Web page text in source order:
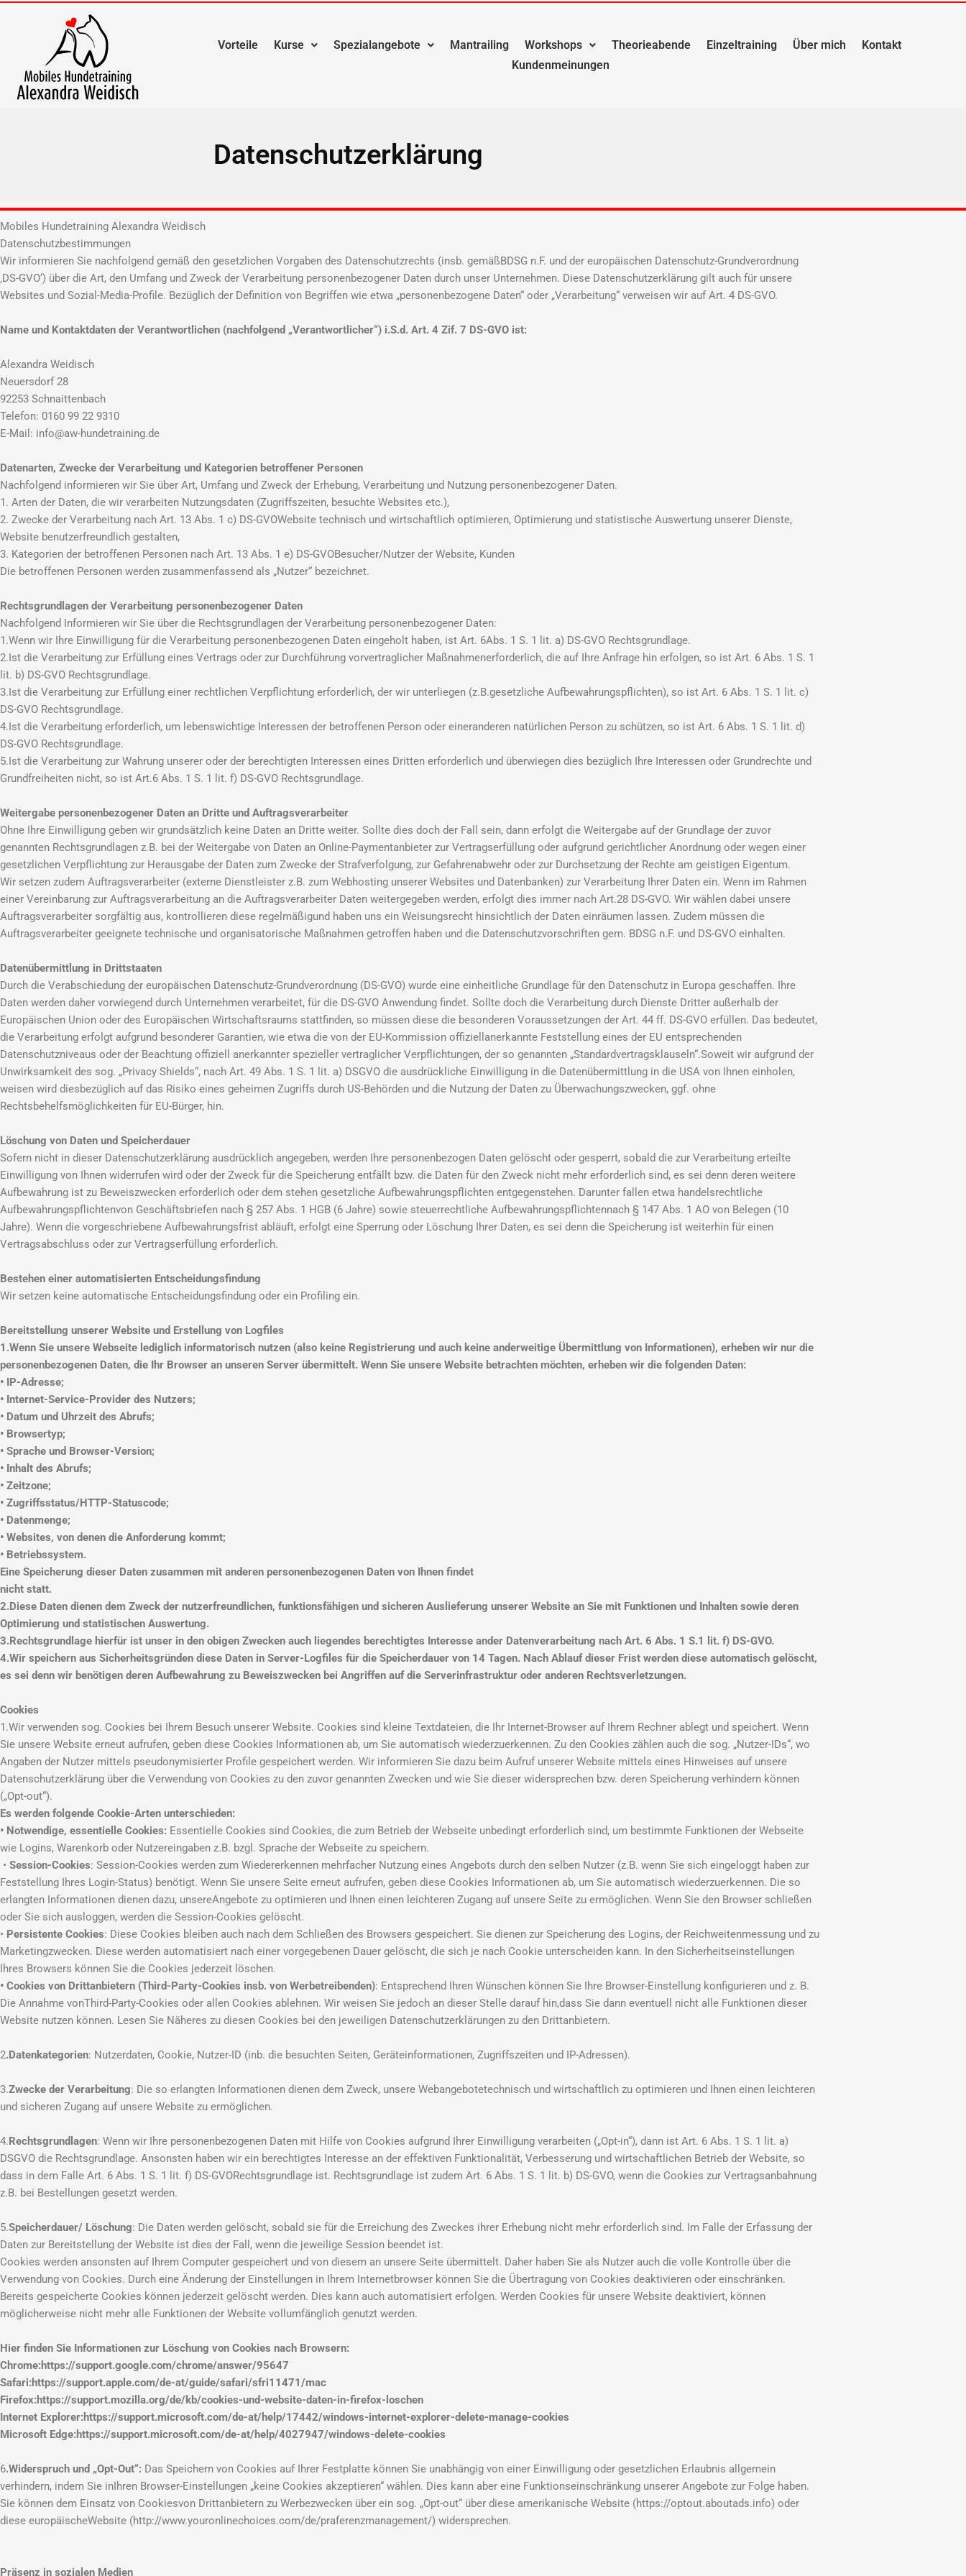
Zum
Vorteile Kurse Spezialangebote Mantrailing Workshops Theorieabende Einzeltraining Über mich
Kontakt
Kundenmeinungen
Datenschutzerklärung
Mobiles Hundetraining Alexandra Weidisch
Datenschutzbestimmungen
Wir informieren Sie nachfolgend gemäß den gesetzlichen Vorgaben des Datenschutzrechts (insb. gemäßBDSG n.F. und der europäischen Datenschutz-Grundverordnung
‚DS-GVO‘) über die Art, den Umfang und Zweck der Verarbeitung personenbezogener Daten durch unser Unternehmen. Diese Datenschutzerklärung gilt auch für unsere
Websites und Sozial-Media-Profile. Bezüglich der Definition von Begriffen wie etwa „personenbezogene Daten“ oder „Verarbeitung“ verweisen wir auf Art. 4 DS-GVO.
Name und Kontaktdaten der Verantwortlichen (nachfolgend „Verantwortlicher“) i.S.d. Art. 4 Zif. 7 DS-GVO ist:
Alexandra Weidisch
Neuersdorf 28
92253 Schnaittenbach
Telefon: 0160 99 22 9310
E-Mail: info@aw-hundetraining.de
Datenarten, Zwecke der Verarbeitung und Kategorien betroffener Personen
Nachfolgend informieren wir Sie über Art, Umfang und Zweck der Erhebung, Verarbeitung und Nutzung personenbezogener Daten.
1. Arten der Daten, die wir verarbeiten Nutzungsdaten (Zugriffszeiten, besuchte Websites etc.),
2. Zwecke der Verarbeitung nach Art. 13 Abs. 1 c) DS-GVOWebsite technisch und wirtschaftlich optimieren, Optimierung und statistische Auswertung unserer Dienste,
Website benutzerfreundlich gestalten,
3. Kategorien der betroffenen Personen nach Art. 13 Abs. 1 e) DS-GVOBesucher/Nutzer der Website, Kunden
Die betroffenen Personen werden zusammenfassend als „Nutzer“ bezeichnet.
Rechtsgrundlagen der Verarbeitung personenbezogener Daten
Nachfolgend Informieren wir Sie über die Rechtsgrundlagen der Verarbeitung personenbezogener Daten:
1.Wenn wir Ihre Einwilligung für die Verarbeitung personenbezogenen Daten eingeholt haben, ist Art. 6Abs. 1 S. 1 lit. a) DS-GVO Rechtsgrundlage.
2.Ist die Verarbeitung zur Erfüllung eines Vertrags oder zur Durchführung vorvertraglicher Maßnahmenerforderlich, die auf Ihre Anfrage hin erfolgen, so ist Art. 6 Abs. 1 S. 1
lit. b) DS-GVO Rechtsgrundlage.
3.Ist die Verarbeitung zur Erfüllung einer rechtlichen Verpflichtung erforderlich, der wir unterliegen (z.B.gesetzliche Aufbewahrungspflichten), so ist Art. 6 Abs. 1 S. 1 lit. c)
DS-GVO Rechtsgrundlage.
4.Ist die Verarbeitung erforderlich, um lebenswichtige Interessen der betroffenen Person oder eineranderen natürlichen Person zu schützen, so ist Art. 6 Abs. 1 S. 1 lit. d)
DS-GVO Rechtsgrundlage.
5.Ist die Verarbeitung zur Wahrung unserer oder der berechtigten Interessen eines Dritten erforderlich und überwiegen dies bezüglich Ihre Interessen oder Grundrechte und
Grundfreiheiten nicht, so ist Art.6 Abs. 1 S. 1 lit. f) DS-GVO Rechtsgrundlage.
Weitergabe personenbezogener Daten an Dritte und Auftragsverarbeiter
Ohne Ihre Einwilligung geben wir grundsätzlich keine Daten an Dritte weiter. Sollte dies doch der Fall sein, dann erfolgt die Weitergabe auf der Grundlage der zuvor
genannten Rechtsgrundlagen z.B. bei der Weitergabe von Daten an Online-Paymentanbieter zur Vertragserfüllung oder aufgrund gerichtlicher Anordnung oder wegen einer
gesetzlichen Verpflichtung zur Herausgabe der Daten zum Zwecke der Strafverfolgung, zur Gefahrenabwehr oder zur Durchsetzung der Rechte am geistigen Eigentum.
Wir setzen zudem Auftragsverarbeiter (externe Dienstleister z.B. zum Webhosting unserer Websites und Datenbanken) zur Verarbeitung Ihrer Daten ein. Wenn im Rahmen
einer Vereinbarung zur Auftragsverarbeitung an die Auftragsverarbeiter Daten weitergegeben werden, erfolgt dies immer nach Art.28 DS-GVO. Wir wählen dabei unsere
Auftragsverarbeiter sorgfältig aus, kontrollieren diese regelmäßigund haben uns ein Weisungsrecht hinsichtlich der Daten einräumen lassen. Zudem müssen die
Auftragsverarbeiter geeignete technische und organisatorische Maßnahmen getroffen haben und die Datenschutzvorschriften gem. BDSG n.F. und DS-GVO einhalten.
Datenübermittlung in Drittstaaten
Durch die Verabschiedung der europäischen Datenschutz-Grundverordnung (DS-GVO) wurde eine einheitliche Grundlage für den Datenschutz in Europa geschaffen. Ihre
Daten werden daher vorwiegend durch Unternehmen verarbeitet, für die DS-GVO Anwendung findet. Sollte doch die Verarbeitung durch Dienste Dritter außerhalb der
Europäischen Union oder des Europäischen Wirtschaftsraums stattfinden, so müssen diese die besonderen Voraussetzungen der Art. 44 ff. DS-GVO erfüllen. Das bedeutet,
die Verarbeitung erfolgt aufgrund besonderer Garantien, wie etwa die von der EU-Kommission offiziellanerkannte Feststellung eines der EU entsprechenden
Datenschutzniveaus oder der Beachtung offiziell anerkannter spezieller vertraglicher Verpflichtungen, der so genannten „Standardvertragsklauseln“.Soweit wir aufgrund der
Unwirksamkeit des sog. „Privacy Shields“, nach Art. 49 Abs. 1 S. 1 lit. a) DSGVO die ausdrückliche Einwilligung in die Datenübermittlung in die USA von Ihnen einholen,
weisen wird diesbezüglich auf das Risiko eines geheimen Zugriffs durch US-Behörden und die Nutzung der Daten zu Überwachungszwecken, ggf. ohne
Rechtsbehelfsmöglichkeiten für EU-Bürger, hin.
Löschung von Daten und Speicherdauer
Sofern nicht in dieser Datenschutzerklärung ausdrücklich angegeben, werden Ihre personenbezogen Daten gelöscht oder gesperrt, sobald die zur Verarbeitung erteilte
Einwilligung von Ihnen widerrufen wird oder der Zweck für die Speicherung entfällt bzw. die Daten für den Zweck nicht mehr erforderlich sind, es sei denn deren weitere
Aufbewahrung ist zu Beweiszwecken erforderlich oder dem stehen gesetzliche Aufbewahrungspflichten entgegenstehen. Darunter fallen etwa handelsrechtliche
Aufbewahrungspflichtenvon Geschäftsbriefen nach § 257 Abs. 1 HGB (6 Jahre) sowie steuerrechtliche Aufbewahrungspflichtennach § 147 Abs. 1 AO von Belegen (10
Jahre). Wenn die vorgeschriebene Aufbewahrungsfrist abläuft, erfolgt eine Sperrung oder Löschung Ihrer Daten, es sei denn die Speicherung ist weiterhin für einen
Vertragsabschluss oder zur Vertragserfüllung erforderlich.
Bestehen einer automatisierten Entscheidungsfindung
Wir setzen keine automatische Entscheidungsfindung oder ein Profiling ein.
Bereitstellung unserer Website und Erstellung von Logfiles
1.Wenn Sie unsere Webseite lediglich informatorisch nutzen (also keine Registrierung und auch keine anderweitige Übermittlung von Informationen), erheben wir nur die
personenbezogenen Daten, die Ihr Browser an unseren Server übermittelt. Wenn Sie unsere Website betrachten möchten, erheben wir die folgenden Daten:
• IP-Adresse;
• Internet-Service-Provider des Nutzers;
• Datum und Uhrzeit des Abrufs;
• Browsertyp;
• Sprache und Browser-Version;
• Inhalt des Abrufs;
• Zeitzone;
• Zugriffsstatus/HTTP-Statuscode;
• Datenmenge;
• Websites, von denen die Anforderung kommt;
• Betriebssystem.
Eine Speicherung dieser Daten zusammen mit anderen personenbezogenen Daten von Ihnen findet
nicht statt.
2.Diese Daten dienen dem Zweck der nutzerfreundlichen, funktionsfähigen und sicheren Auslieferung unserer Website an Sie mit Funktionen und Inhalten sowie deren
Optimierung und statistischen Auswertung.
3.Rechtsgrundlage hierfür ist unser in den obigen Zwecken auch liegendes berechtigtes Interesse ander Datenverarbeitung nach Art. 6 Abs. 1 S.1 lit. f) DS-GVO.
4.Wir speichern aus Sicherheitsgründen diese Daten in Server-Logfiles für die Speicherdauer von 14 Tagen. Nach Ablauf dieser Frist werden diese automatisch gelöscht,
es sei denn wir benötigen deren Aufbewahrung zu Beweiszwecken bei Angriffen auf die Serverinfrastruktur oder anderen Rechtsverletzungen.
Cookies
1.Wir verwenden sog. Cookies bei Ihrem Besuch unserer Website. Cookies sind kleine Textdateien, die Ihr Internet-Browser auf Ihrem Rechner ablegt und speichert. Wenn
Sie unsere Website erneut aufrufen, geben diese Cookies Informationen ab, um Sie automatisch wiederzuerkennen. Zu den Cookies zählen auch die sog. „Nutzer-IDs“, wo
Angaben der Nutzer mittels pseudonymisierter Profile gespeichert werden. Wir informieren Sie dazu beim Aufruf unserer Website mittels eines Hinweises auf unsere
Datenschutzerklärung über die Verwendung von Cookies zu den zuvor genannten Zwecken und wie Sie dieser widersprechen bzw. deren Speicherung verhindern können
(„Opt-out“).
Es werden folgende Cookie-Arten unterschieden:
• Notwendige, essentielle Cookies: Essentielle Cookies sind Cookies, die zum Betrieb der Webseite unbedingt erforderlich sind, um bestimmte Funktionen der Webseite
wie Logins, Warenkorb oder Nutzereingaben z.B. bzgl. Sprache der Webseite zu speichern.
• Session-Cookies: Session-Cookies werden zum Wiedererkennen mehrfacher Nutzung eines Angebots durch den selben Nutzer (z.B. wenn Sie sich eingeloggt haben zur
Feststellung Ihres Login-Status) benötigt. Wenn Sie unsere Seite erneut aufrufen, geben diese Cookies Informationen ab, um Sie automatisch wiederzuerkennen. Die so
erlangten Informationen dienen dazu, unsereAngebote zu optimieren und Ihnen einen leichteren Zugang auf unsere Seite zu ermöglichen. Wenn Sie den Browser schließen
oder Sie sich ausloggen, werden die Session-Cookies gelöscht.
• Persistente Cookies: Diese Cookies bleiben auch nach dem Schließen des Browsers gespeichert. Sie dienen zur Speicherung des Logins, der Reichweitenmessung und zu
Marketingzwecken. Diese werden automatisiert nach einer vorgegebenen Dauer gelöscht, die sich je nach Cookie unterscheiden kann. In den Sicherheitseinstellungen
Ihres Browsers können Sie die Cookies jederzeit löschen.
• Cookies von Drittanbietern (Third-Party-Cookies insb. von Werbetreibenden): Entsprechend Ihren Wünschen können Sie Ihre Browser-Einstellung konfigurieren und z. B.
Die Annahme vonThird-Party-Cookies oder allen Cookies ablehnen. Wir weisen Sie jedoch an dieser Stelle darauf hin,dass Sie dann eventuell nicht alle Funktionen dieser
Website nutzen können. Lesen Sie Näheres zu diesen Cookies bei den jeweiligen Datenschutzerklärungen zu den Drittanbietern.
2.Datenkategorien: Nutzerdaten, Cookie, Nutzer-ID (inb. die besuchten Seiten, Geräteinformationen, Zugriffszeiten und IP-Adressen).
3.Zwecke der Verarbeitung: Die so erlangten Informationen dienen dem Zweck, unsere Webangebotetechnisch und wirtschaftlich zu optimieren und Ihnen einen leichteren
und sicheren Zugang auf unsere Website zu ermöglichen.
4.Rechtsgrundlagen: Wenn wir Ihre personenbezogenen Daten mit Hilfe von Cookies aufgrund Ihrer Einwilligung verarbeiten („Opt-in“), dann ist Art. 6 Abs. 1 S. 1 lit. a)
DSGVO die Rechtsgrundlage. Ansonsten haben wir ein berechtigtes Interesse an der effektiven Funktionalität, Verbesserung und wirtschaftlichen Betrieb der Website, so
dass in dem Falle Art. 6 Abs. 1 S. 1 lit. f) DS-GVORechtsgrundlage ist. Rechtsgrundlage ist zudem Art. 6 Abs. 1 S. 1 lit. b) DS-GVO, wenn die Cookies zur Vertragsanbahnung
z.B. bei Bestellungen gesetzt werden.
5.Speicherdauer/ Löschung: Die Daten werden gelöscht, sobald sie für die Erreichung des Zweckes ihrer Erhebung nicht mehr erforderlich sind. Im Falle der Erfassung der
Daten zur Bereitstellung der Website ist dies der Fall, wenn die jeweilige Session beendet ist.
Cookies werden ansonsten auf Ihrem Computer gespeichert und von diesem an unsere Seite übermittelt. Daher haben Sie als Nutzer auch die volle Kontrolle über die
Verwendung von Cookies. Durch eine Änderung der Einstellungen in Ihrem Internetbrowser können Sie die Übertragung von Cookies deaktivieren oder einschränken.
Bereits gespeicherte Cookies können jederzeit gelöscht werden. Dies kann auch automatisiert erfolgen. Werden Cookies für unsere Website deaktiviert, können
möglicherweise nicht mehr alle Funktionen der Website vollumfänglich genutzt werden.
Hier finden Sie Informationen zur Löschung von Cookies nach Browsern:
Chrome:https://support.google.com/chrome/answer/95647
Safari:https://support.apple.com/de-at/guide/safari/sfri11471/mac
Firefox:https://support.mozilla.org/de/kb/cookies-und-website-daten-in-firefox-loschen
Internet Explorer:https://support.microsoft.com/de-at/help/17442/windows-internet-explorer-delete-manage-cookies
Microsoft Edge:https://support.microsoft.com/de-at/help/4027947/windows-delete-cookies
6.Widerspruch und „Opt-Out“: Das Speichern von Cookies auf Ihrer Festplatte können Sie unabhängig von einer Einwilligung oder gesetzlichen Erlaubnis allgemein
verhindern, indem Sie inIhren Browser-Einstellungen „keine Cookies akzeptieren“ wählen. Dies kann aber eine Funktionseinschränkung unserer Angebote zur Folge haben.
Sie können dem Einsatz von Cookiesvon Drittanbietern zu Werbezwecken über ein sog. „Opt-out“ über diese amerikanische Website (https://optout.aboutads.info) oder
diese europäischeWebsite (http://www.youronlinechoices.com/de/praferenzmanagement/) widersprechen.
Präsenz in sozialen Medien